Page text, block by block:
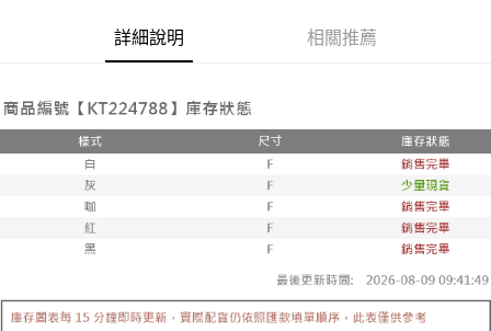
消。如遇「轉專審核」未通過狀況，表示未達大哥付你分期系統評分，恕無
法說明評估內容。
1.分期款項不併入電信帳單，「大哥付你分期」於每月結算日後寄送繳費提
醒簡訊。
2.透過簡訊連結打開帳單後，可選擇「超商條碼／台灣大直營門市／銀行轉
帳／街口支付／iPASS MONEY」等通路繳費。
【注意事項】
1.本服務係由「台灣大哥大股份有限公司」（以下簡稱本公司）所提供，讓
用戶於交易時，得透過本服務購買商品或服務，並由商店將買賣／分期付款
買賣價金債權讓與本公司後，依約使用本公司帳單繳交帳款。
2.基於同意付款使用「大哥付你分期」之契約關係目的，商店將以您的個人
由本公司與您本人進行分期帳單所需資料之確認、核對及更正。
１．簡單：不需註冊會員、不需綁卡、不需儲值。
２．便利：只要手機號碼，簡訊認證，即可結帳。
３．安心：先確認商品／服務後，再付款。
【「AFTEE先享後付」結帳流程】
結帳頁面，進行簡訊認證並確認金額後，即可完成結帳。
２．訂單成立數日內，您將收到繳費通知簡訊。
３．收到繳費通知簡訊後14天內，點擊此簡訊中的連結，可透過四大超商／
ATM／網路銀行／等多元方式進行付款，方視為交易完成。
※ 請注意：結帳手續完成當下不需立刻繳費，但若您需要取消訂單，請聯絡
購買商品的店家。未經商家同意取消之訂單仍視為有效，需透過AFTEE先享
※ 交易是否成功請以「AFTEE先享後付 」之結帳頁面顯示為準，若有關於
是否繳費成功／繳費後需取消欲退款等相關疑問，請聯繫「AFTEE先享後付
客戶支援中心」https://netprotections.freshdesk.com/support/home
每筆NT$60，滿NT$1,800(含以上)免運費
付款後全家取貨
每筆NT$60，滿NT$1,600(含以上)免運費
已關閉，請勿下單
每筆NT$10,000
每筆NT$10,000
詳細說明 相關推薦